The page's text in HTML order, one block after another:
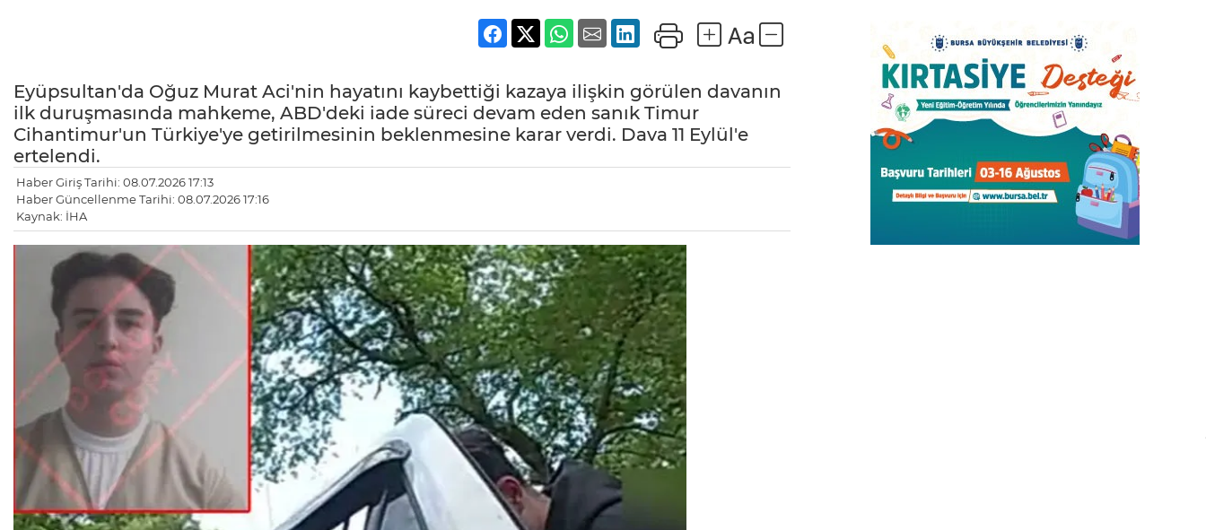
Eyüpsultan'da Oğuz Murat Aci'nin hayatını kaybettiği kazaya ilişkin görülen davanın
ilk duruşmasında mahkeme, ABD'deki iade süreci devam eden sanık Timur
Cihantimur'un Türkiye'ye getirilmesinin beklenmesine karar verdi. Dava 11 Eylül'e
ertelendi.
Haber Giriş Tarihi: 08.07.2026 17:13
Haber Güncellenme Tarihi: 08.07.2026 17:16
Kaynak: İHA